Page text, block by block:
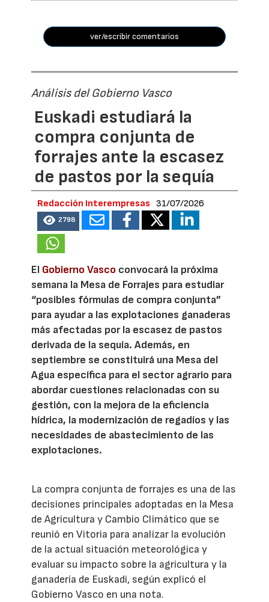
ver/escribir comentarios
Análisis del Gobierno Vasco
Euskadi estudiará la
compra conjunta de
forrajes ante la escasez
de pastos por la sequía
Redacción Interempresas 31/07/2026
2798
El Gobierno Vasco convocará la próxima
semana la Mesa de Forrajes para estudiar
“posibles fórmulas de compra conjunta”
para ayudar a las explotaciones ganaderas
más afectadas por la escasez de pastos
derivada de la sequía. Además, en
septiembre se constituirá una Mesa del
Agua específica para el sector agrario para
abordar cuestiones relacionadas con su
gestión, con la mejora de la eficiencia
hídrica, la modernización de regadíos y las
necesidades de abastecimiento de las
explotaciones.
La compra conjunta de forrajes es una de las
decisiones principales adoptadas en la Mesa
de Agricultura y Cambio Climático que se
reunió en Vitoria para analizar la evolución
de la actual situación meteorológica y
evaluar su impacto sobre la agricultura y la
ganadería de Euskadi, según explicó el
Gobierno Vasco en una nota.